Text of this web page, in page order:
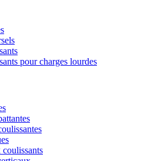
pour charges lourdes